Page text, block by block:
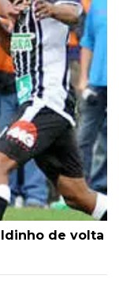
de volta